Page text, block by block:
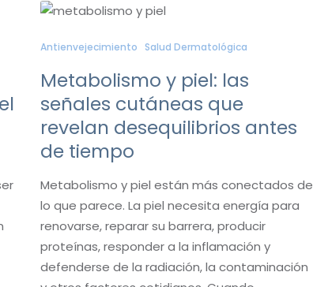
Antienvejecimiento Salud Dermatológica
Metabolismo y piel: las
señales cutáneas que
revelan desequilibrios antes
de tiempo
Metabolismo y piel están más conectados de
lo que parece. La piel necesita energía para
renovarse, reparar su barrera, producir
proteínas, responder a la inflamación y
defenderse de la radiación, la contaminación